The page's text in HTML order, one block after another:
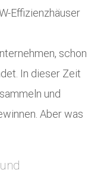
Effizienzhäuser
schon
In dieser Zeit
und
Aber was